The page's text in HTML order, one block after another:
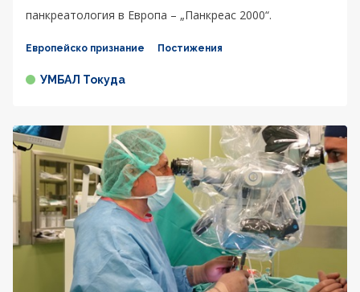
панкреатология в Европа – „Панкреас 2000“.
Европейско признание Постижения
УМБАЛ Токуда